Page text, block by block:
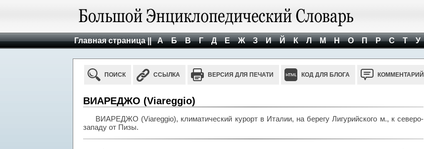
Главная страница || А Б В Г Д Е Ж З И Й К Л М Н О П Р С Т У
ПОИСК ССЫЛКА ВЕРСИЯ ДЛЯ ПЕЧАТИ КОД ДЛЯ БЛОГА КОММЕНТАРИЙ
ВИАРЕДЖО (Viareggio)
ВИАРЕДЖО (Viareggio), климатический курорт в Италии, на берегу Лигурийского м., к северо-
западу от Пизы.